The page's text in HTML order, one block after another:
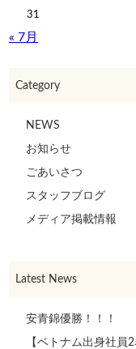
31
« 7月
Category
NEWS
お知らせ
ごあいさつ
スタッフブログ
メディア掲載情報
Latest News
安青錦優勝！！！
【ベトナム出身社員